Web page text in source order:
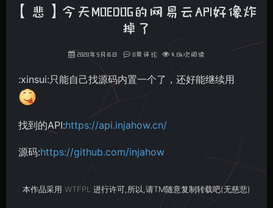
【悲】今天MOEDOG的网易云API好像炸
掉了
2020年5月16日 0条评论 4.13k次阅读
:xinsui:只能自己找源码内置一个了，还好能继续用
找到的API:https://api.injahow.cn/
源码:https://github.com/injahow
本作品采用 WTFPL 进行许可,所以,请TM随意复制转载吧(无慈悲)